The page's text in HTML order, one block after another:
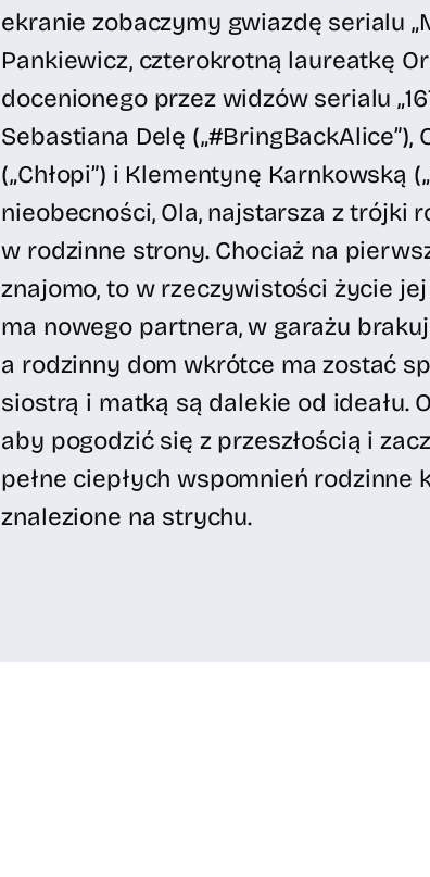
ekranie zobaczymy gwiazdę serialu
Pankiewicz, czterokrotną laureatkę
docenionego przez widzów serialu
Sebastiana Delę („#BringBackAlice”),
(„Chłopi”) i Klementynę Karnkowską
nieobecności, Ola, najstarsza z trójki
w rodzinne strony. Chociaż na
znajomo, to w rzeczywistości życie
ma nowego partnera, w garażu
a rodzinny dom wkrótce ma zostać
siostrą i matką są dalekie od ideału.
aby pogodzić się z przeszłością i
pełne ciepłych wspomnień rodzinne
znalezione na strychu.